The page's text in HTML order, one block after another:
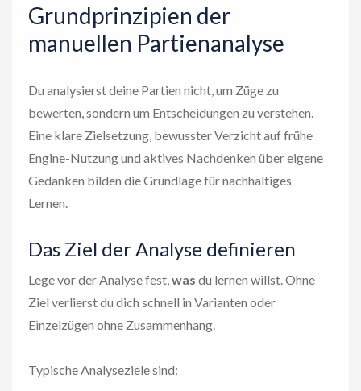
Grundprinzipien der
manuellen Partienanalyse
Du analysierst deine Partien nicht, um Züge zu
bewerten, sondern um Entscheidungen zu verstehen.
Eine klare Zielsetzung, bewusster Verzicht auf frühe
Engine-Nutzung und aktives Nachdenken über eigene
Gedanken bilden die Grundlage für nachhaltiges
Lernen.
Das Ziel der Analyse definieren
Lege vor der Analyse fest,was du lernen willst. Ohne
Ziel verlierst du dich schnell in Varianten oder
Einzelzügen ohne Zusammenhang.
Typische Analyseziele sind: